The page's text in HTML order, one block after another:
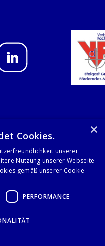
×
Cookies.
unserer
Nutzung unserer Webseite
gemäß unserer Cookie-
PERFORMANCE